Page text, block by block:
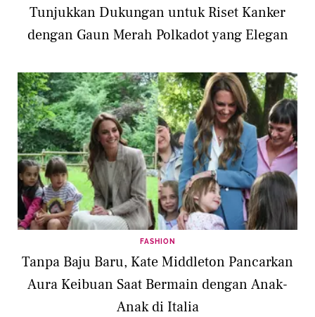
Tunjukkan Dukungan untuk Riset Kanker
dengan Gaun Merah Polkadot yang Elegan
FASHION
Tanpa Baju Baru, Kate Middleton Pancarkan
Aura Keibuan Saat Bermain dengan Anak-
Anak di Italia